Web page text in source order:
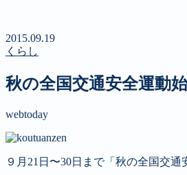
2015.09.19
くらし
秋の全国交通安全運動
webtoday
９月21日〜30日まで「秋の全国交